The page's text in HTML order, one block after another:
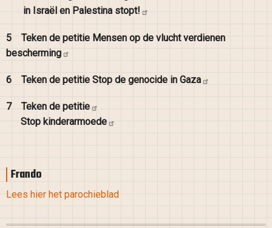
in Israël en Palestina stopt!
5 Teken de petitie Mensen op de vlucht verdienen
bescherming
6 Teken de petitie Stop de genocide in Gaza
7 Teken de petitie
Stop kinderarmoede
Frando
Lees hier het parochieblad